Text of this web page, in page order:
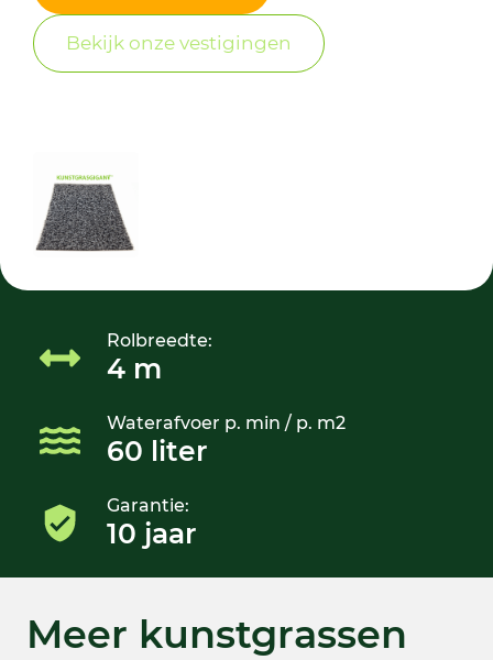
Bekijk onze vestigingen
Rolbreedte:
4 m
Waterafvoer p. min / p. m2
60 liter
Garantie:
10 jaar
Meer kunstgrassen